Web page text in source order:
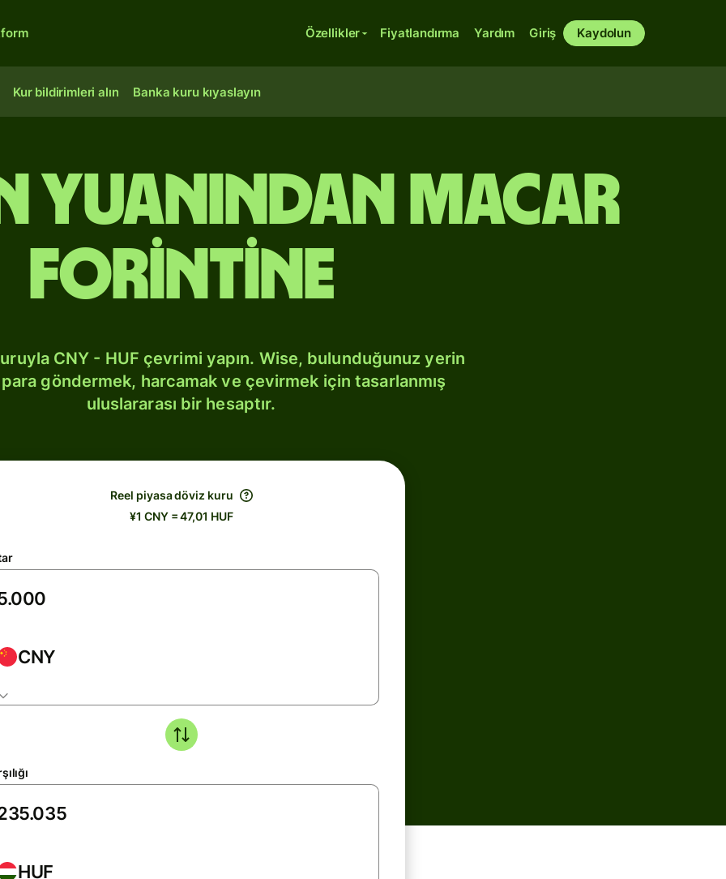
Özellikler Fiyatlandırma Yardım Giriş Kaydolun
Kur bildirimleri alın Banka kuru kıyaslayın
yuanından Macar
forintine
CNY - HUF çevrimi yapın. Wise, bulunduğunuz yerin
göndermek, harcamak ve çevirmek için tasarlanmış
uluslararası bir hesaptır.
Reel piyasa döviz kuru
¥1 CNY = 47,01 HUF
CNY
HUF